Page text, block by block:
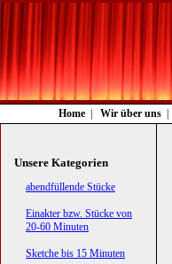
Navigation
überspringen
Home Wir über uns
Unsere Kategorien
Navigation
abendfüllende Stücke
Einakter bzw. Stücke von
20-60 Minuten
Sketche bis 15 Minuten